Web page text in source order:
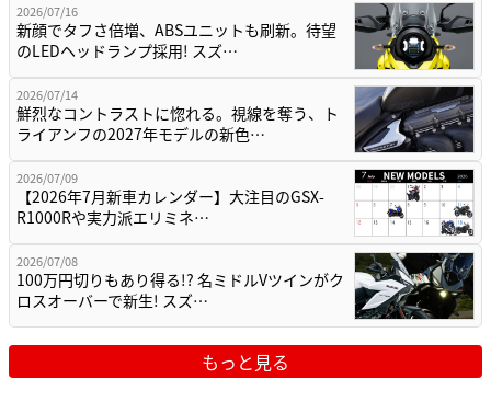
2026/07/16
新顔でタフさ倍増、ABSユニットも刷新。待望
のLEDヘッドランプ採用! スズ…
2026/07/14
鮮烈なコントラストに惚れる。視線を奪う、ト
ライアンフの2027年モデルの新色…
2026/07/09
【2026年7月新車カレンダー】大注目のGSX-
R1000Rや実力派エリミネ…
2026/07/08
100万円切りもあり得る!? 名ミドルVツインがク
ロスオーバーで新生! スズ…
もっと見る